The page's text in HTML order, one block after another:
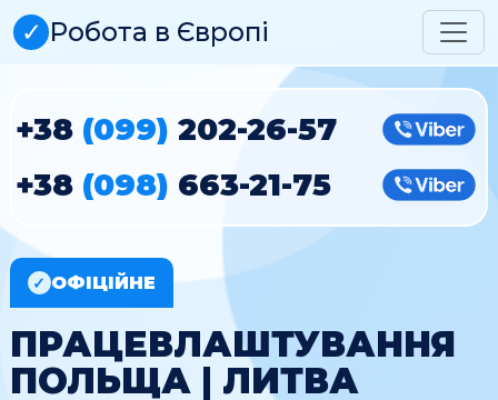
✓ Робота в Європі
+38 (099) 202-26-57
+38 (098) 663-21-75
✓ ОФІЦІЙНЕ
ПРАЦЕВЛАШТУВАННЯ
ПОЛЬЩА | ЛИТВА